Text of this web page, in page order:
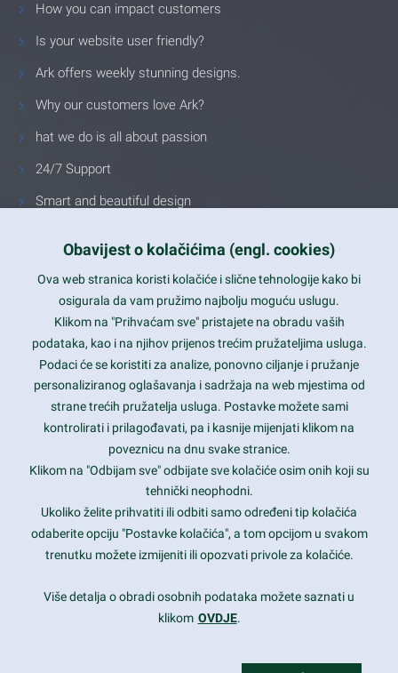
How you can impact customers
Is your website user friendly?
Ark offers weekly stunning designs.
Why our customers love Ark?
hat we do is all about passion
24/7 Support
Smart and beautiful design
Latest trends and much more...
Contact Info
1600 Amphitheatre Parkway, Mountain View, CA 94043
prothemes.net@gmail.com
Daily: 9:00 am - 6:00 pm
Sunday: Closed
Copyright 2017FRESHFACE© All Rights Reserved
Obavijest o kolačićima (engl. cookies)
Ova web stranica koristi kolačiće i slične tehnologije kako bi
osigurala da vam pružimo najbolju moguću uslugu.
Klikom na "Prihvaćam sve" pristajete na obradu vaših
podataka, kao i na njihov prijenos trećim pružateljima usluga.
Podaci će se koristiti za analize, ponovno ciljanje i pružanje
personaliziranog oglašavanja i sadržaja na web mjestima od
strane trećih pružatelja usluga. Postavke možete sami
kontrolirati i prilagođavati, pa i kasnije mijenjati klikom na
poveznicu na dnu svake stranice.
Klikom na "Odbijam sve" odbijate sve kolačiće osim onih koji su
tehnički neophodni.
Ukoliko želite prihvatiti ili odbiti samo određeni tip kolačića
odaberite opciju "Postavke kolačića", a tom opcijom u svakom
trenutku možete izmijeniti ili opozvati privole za kolačiće.
Više detalja o obradi osobnih podataka možete saznati u
klikom OVDJE.